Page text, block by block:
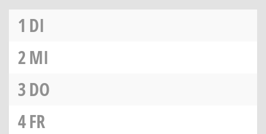
1 DI
2MI
3DO
4FR